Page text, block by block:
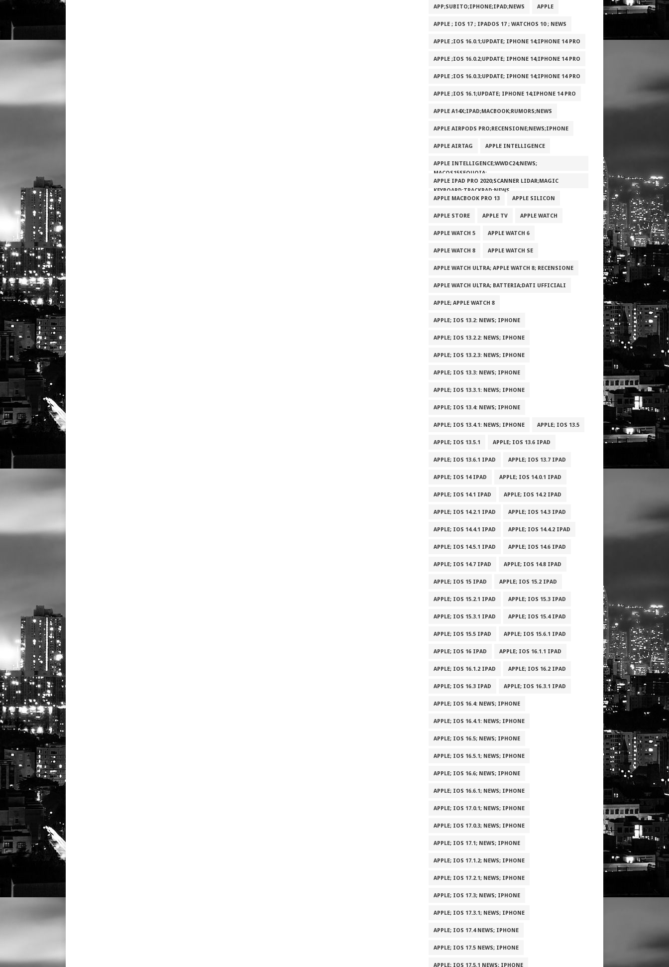
APP;SUBITO;IPHONE;IPAD;NEWS APPLE
APPLE ; IOS 17 ; IPADOS 17 ; WATCHOS 10 ; NEWS
APPLE ;IOS 16.0.1;UPDATE; IPHONE 14;IPHONE 14 PRO
APPLE ;IOS 16.0.2;UPDATE; IPHONE 14;IPHONE 14 PRO
APPLE ;IOS 16.0.3;UPDATE; IPHONE 14;IPHONE 14 PRO
APPLE ;IOS 16.1;UPDATE; IPHONE 14;IPHONE 14 PRO
APPLE A14X;IPAD;MACBOOK;RUMORS;NEWS
APPLE AIRPODS PRO;RECENSIONE;NEWS;IPHONE
APPLE AIRTAG APPLE INTELLIGENCE
APPLE INTELLIGENCE;WWDC24;NEWS;
MACOS15SEQUOIA;
APPLE IPAD PRO 2020;SCANNER LIDAR;MAGIC
KEYBOARD;TRACKPAD;NEWS
APPLE MACBOOK PRO 13
APPLE SILICON
APPLE STORE APPLE TV APPLE WATCH
APPLE WATCH 5 APPLE WATCH 6
APPLE WATCH 8 APPLE WATCH SE
APPLE WATCH ULTRA; APPLE WATCH 8; RECENSIONE
APPLE WATCH ULTRA; BATTERIA;DATI UFFICIALI
APPLE; APPLE WATCH 8
APPLE; IOS 13.2: NEWS; IPHONE
APPLE; IOS 13.2.2: NEWS; IPHONE
APPLE; IOS 13.2.3: NEWS; IPHONE
APPLE; IOS 13.3: NEWS; IPHONE
APPLE; IOS 13.3.1: NEWS; IPHONE
APPLE; IOS 13.4: NEWS; IPHONE
APPLE; IOS 13.4.1: NEWS; IPHONE APPLE; IOS 13.5
APPLE; IOS 13.5.1 APPLE; IOS 13.6 IPAD
APPLE; IOS 13.6.1 IPAD APPLE; IOS 13.7 IPAD
APPLE; IOS 14 IPAD APPLE; IOS 14.0.1 IPAD
APPLE; IOS 14.1 IPAD APPLE; IOS 14.2 IPAD
APPLE; IOS 14.2.1 IPAD APPLE; IOS 14.3 IPAD
APPLE; IOS 14.4.1 IPAD APPLE; IOS 14.4.2 IPAD
APPLE; IOS 14.5.1 IPAD APPLE; IOS 14.6 IPAD
APPLE; IOS 14.7 IPAD APPLE; IOS 14.8 IPAD
APPLE; IOS 15 IPAD APPLE; IOS 15.2 IPAD
APPLE; IOS 15.2.1 IPAD APPLE; IOS 15.3 IPAD
APPLE; IOS 15.3.1 IPAD APPLE; IOS 15.4 IPAD
APPLE; IOS 15.5 IPAD APPLE; IOS 15.6.1 IPAD
APPLE; IOS 16 IPAD APPLE; IOS 16.1.1 IPAD
APPLE; IOS 16.1.2 IPAD APPLE; IOS 16.2 IPAD
APPLE; IOS 16.3 IPAD APPLE; IOS 16.3.1 IPAD
APPLE; IOS 16.4: NEWS; IPHONE
APPLE; IOS 16.4.1: NEWS; IPHONE
APPLE; IOS 16.5; NEWS; IPHONE
APPLE; IOS 16.5.1; NEWS; IPHONE
APPLE; IOS 16.6; NEWS; IPHONE
APPLE; IOS 16.6.1; NEWS; IPHONE
APPLE; IOS 17.0.1; NEWS; IPHONE
APPLE; IOS 17.0.3; NEWS; IPHONE
APPLE; IOS 17.1; NEWS; IPHONE
APPLE; IOS 17.1.2; NEWS; IPHONE
APPLE; IOS 17.2.1; NEWS; IPHONE
APPLE; IOS 17.3; NEWS; IPHONE
APPLE; IOS 17.3.1; NEWS; IPHONE
APPLE; IOS 17.4 NEWS; IPHONE
APPLE; IOS 17.5 NEWS; IPHONE
APPLE; IOS 17.5.1 NEWS; IPHONE